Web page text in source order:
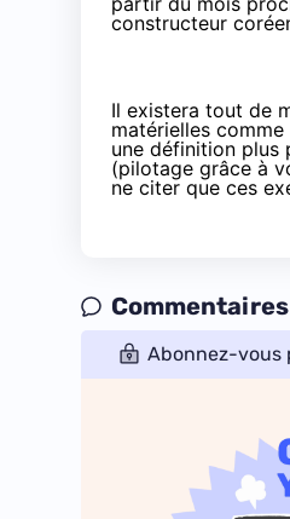
constructeur
Il existera tout de
matérielles
une définition plus
(pilotage grâce à
ne citer que ces
Abonnez-vous